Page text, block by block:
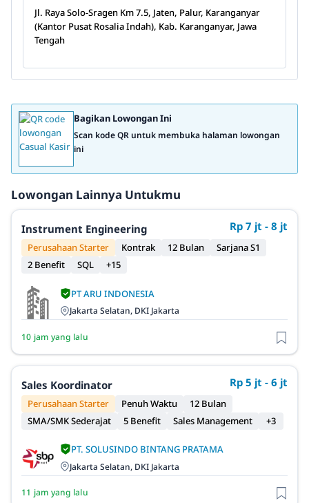
Jl. Raya Solo-Sragen Km 7.5, Jaten, Palur, Karanganyar
(Kantor Pusat Rosalia Indah), Kab. Karanganyar, Jawa
Tengah
Bagikan Lowongan Ini
Scan kode QR untuk membuka halaman lowongan
ini
Lowongan Lainnya Untukmu
Instrument Engineering Rp 7 jt - 8 jt
Perusahaan Starter Kontrak 12 Bulan
Sarjana S1
2 Benefit
SQL +15
PT ARU INDONESIA
Jakarta Selatan, DKI Jakarta
10 jam yang lalu
Sales Koordinator Rp 5 jt - 6 jt
Perusahaan Starter Penuh Waktu
12 Bulan
SMA/SMK Sederajat
5 Benefit Sales Management +3
PT. SOLUSINDO BINTANG PRATAMA
Jakarta Selatan, DKI Jakarta
11 jam yang lalu